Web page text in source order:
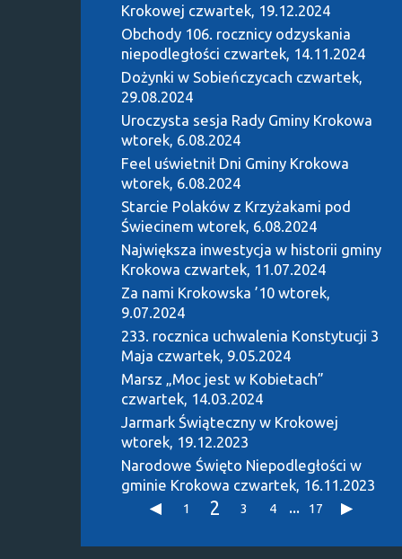
Krokowej czwartek, 19.12.2024
Obchody 106. rocznicy odzyskania
niepodległości czwartek, 14.11.2024
Dożynki w Sobieńczycach czwartek,
29.08.2024
Uroczysta sesja Rady Gminy Krokowa
wtorek, 6.08.2024
Feel uświetnił Dni Gminy Krokowa
wtorek, 6.08.2024
Starcie Polaków z Krzyżakami pod
Świecinem wtorek, 6.08.2024
Największa inwestycja w historii gminy
Krokowa czwartek, 11.07.2024
Za nami Krokowska ’10 wtorek,
9.07.2024
233. rocznica uchwalenia Konstytucji 3
Maja czwartek, 9.05.2024
Marsz „Moc jest w Kobietach”
czwartek, 14.03.2024
Jarmark Świąteczny w Krokowej
wtorek, 19.12.2023
Narodowe Święto Niepodległości w
gminie Krokowa czwartek, 16.11.2023
1 2 3 4 ... 17